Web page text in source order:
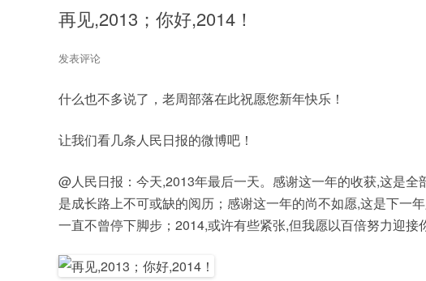
再见,2013；你好,2014！
发表评论
什么也不多说了，老周部落在此祝愿您新年快乐！
让我们看几条人民日报的微博吧！
@人民日报：今天,2013年最后一天。感谢这一年的收获,这是
是成长路上不可或缺的阅历；感谢这一年的尚不如愿,这是下一
一直不曾停下脚步；2014,或许有些紧张,但我愿以百倍努力迎接